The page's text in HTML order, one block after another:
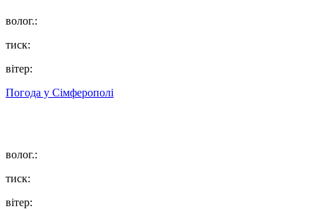
волог.:
тиск:
вітер:
Погода у Сімферополі
волог.:
тиск:
вітер: